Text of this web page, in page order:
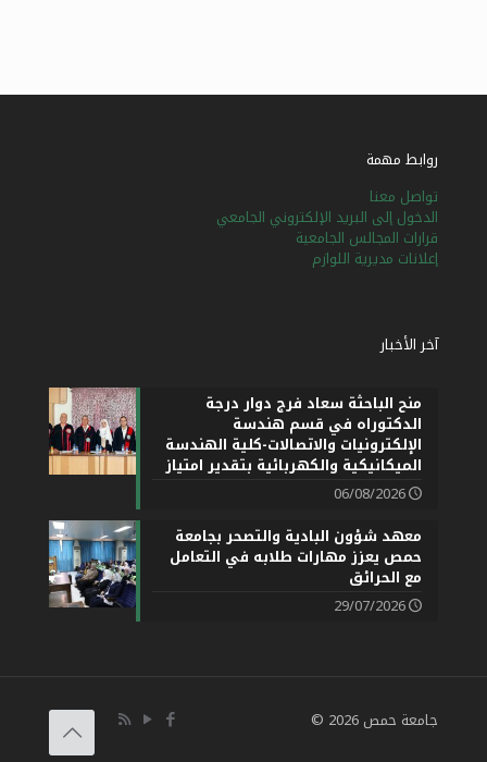
روابط مهمة
تواصل معنا
الدخول إلى البريد الإلكتروني الجامعي
قرارات المجالس الجامعية
إعلانات مديرية اللوازم
آخر الأخبار
منح الباحثة سعاد فرج دوار درجة
الدكتوراه في قسم هندسة
الإلكترونيات والاتصالات-كلية الهندسة
الميكانيكية والكهربائية بتقدير امتياز
06/08/2026
معهد شؤون البادية والتصحر بجامعة
حمص يعزز مهارات طلابه في التعامل
مع الحرائق
29/07/2026
جامعة حمص 2026 ©